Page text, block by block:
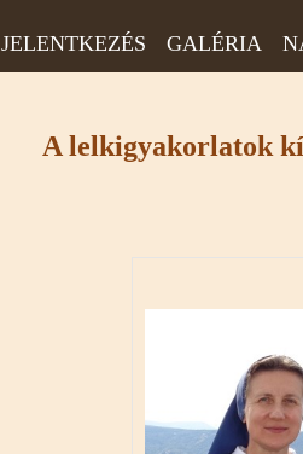
JELENTKEZÉS GALÉRIA
A lelkigyakorlatok